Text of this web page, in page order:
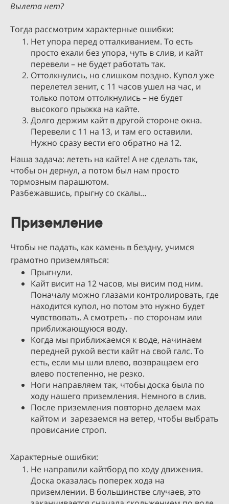
Вылета нет?
Тогда рассмотрим характерные ошибки:
Нет упора перед отталкиванием. То есть
просто ехали без упора, чуть в слив, и кайт
перевели – не будет работать так.
Оттолкнулись, но слишком поздно. Купол уже
перелетел зенит, с 11 часов ушел на час, и
только потом оттолкнулись – не будет
высокого прыжка на кайте.
Долго держим кайт в другой стороне окна.
Перевели с 11 на 13, и там его оставили.
Нужно сразу вести его обратно на 12.
Наша задача: лететь на кайте! А не сделать так,
чтобы он дернул, а потом был нам просто
тормозным парашютом.
Разбежавшись, прыгну со скалы…
Приземление
Чтобы не падать, как камень в бездну, учимся
грамотно приземляться:
Прыгнули.
Кайт висит на 12 часов, мы висим под ним.
Поначалу можно глазами контролировать, где
находится купол, но потом это нужно будет
чувствовать. А смотреть - по сторонам или
приближающуюся воду.
Когда мы приближаемся к воде, начинаем
передней рукой вести кайт на свой галс. То
есть, если мы шли влево, возвращаем его
влево постепенно, не резко.
Ноги направляем так, чтобы доска была по
ходу нашего приземления. Немного в слив.
После приземления повторно делаем мах
кайтом и зарезаемся на ветер, чтобы выбрать
провисание строп.
Характерные ошибки:
Не направили кайтборд по ходу движения.
Доска оказалась поперек хода на
приземлении. В большинстве случаев, это